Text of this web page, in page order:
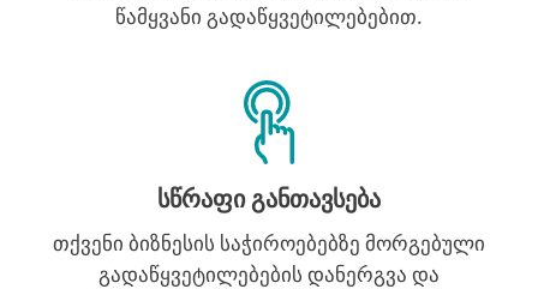
წამყვანი გადაწყვეტილებებით.
სწრაფი განთავსება
თქვენი ბიზნესის საჭიროებებზე მორგებული
გადაწყვეტილებების დანერგვა და